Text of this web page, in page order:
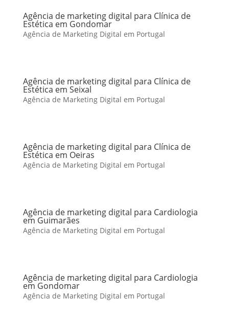
Agência de marketing digital para Clínica de
Estética em Gondomar
Agência de Marketing Digital em Portugal
Agência de marketing digital para Clínica de
Estética em Seixal
Agência de Marketing Digital em Portugal
Agência de marketing digital para Clínica de
Estética em Oeiras
Agência de Marketing Digital em Portugal
Agência de marketing digital para Cardiologia
em Guimarães
Agência de Marketing Digital em Portugal
Agência de marketing digital para Cardiologia
em Gondomar
Agência de Marketing Digital em Portugal